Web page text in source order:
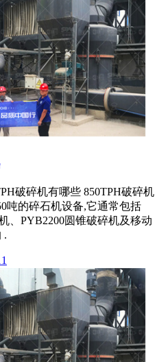
破碎机有哪些 850TPH破碎机
吨的碎石机设备,它通常包括
、PYB2200圆锥破碎机及移动
.